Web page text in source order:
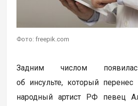
Фото: freepik.com
Задним числом
об инсульте, который
народный артист РФ певец